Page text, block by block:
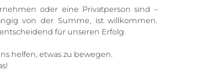
oder eine Privatperson sind –
von der Summe, ist willkommen.
für unseren Erfolg.
helfen, etwas zu bewegen.